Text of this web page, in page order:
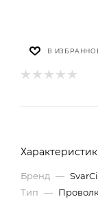
В
Бренд —
Тип —